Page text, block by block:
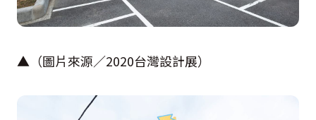
▲（圖片來源／2020台灣設計展）